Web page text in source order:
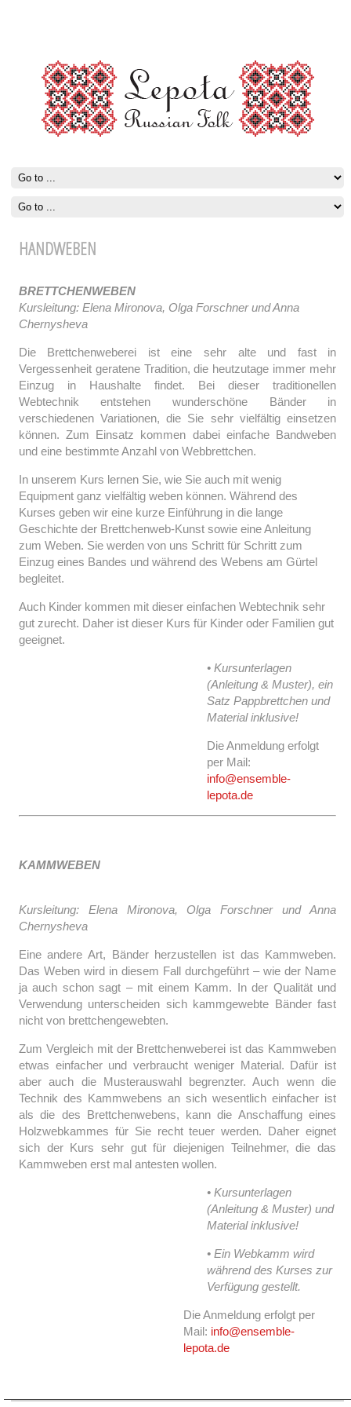
HANDWEBEN
BRETTCHENWEBEN
Kursleitung: Elena Mironova, Olga Forschner und Anna
Chernysheva
Die Brettchenweberei ist eine sehr alte und fast in
Vergessenheit geratene Tradition, die heutzutage immer mehr
Einzug in Haushalte findet. Bei dieser traditionellen
Webtechnik entstehen wunderschöne Bänder in
verschiedenen Variationen, die Sie sehr vielfältig einsetzen
können. Zum Einsatz kommen dabei einfache Bandweben
und eine bestimmte Anzahl von Webbrettchen.
In unserem Kurs lernen Sie, wie Sie auch mit wenig
Equipment ganz vielfältig weben können. Während des
Kurses geben wir eine kurze Einführung in die lange
Geschichte der Brettchenweb-Kunst sowie eine Anleitung
zum Weben. Sie werden von uns Schritt für Schritt zum
Einzug eines Bandes und während des Webens am Gürtel
begleitet.
Auch Kinder kommen mit dieser einfachen Webtechnik sehr
gut zurecht. Daher ist dieser Kurs für Kinder oder Familien gut
geeignet.
• Kursunterlagen
(Anleitung & Muster), ein
Satz Pappbrettchen und
Material inklusive!
Die Anmeldung erfolgt
per Mail:
info@ensemble-
lepota.de
KAMMWEBEN
Kursleitung: Elena Mironova, Olga Forschner und Anna
Chernysheva
Eine andere Art, Bänder herzustellen ist das Kammweben.
Das Weben wird in diesem Fall durchgeführt – wie der Name
ja auch schon sagt – mit einem Kamm. In der Qualität und
Verwendung unterscheiden sich kammgewebte Bänder fast
nicht von brettchengewebten.
Zum Vergleich mit der Brettchenweberei ist das Kammweben
etwas einfacher und verbraucht weniger Material. Dafür ist
aber auch die Musterauswahl begrenzter. Auch wenn die
Technik des Kammwebens an sich wesentlich einfacher ist
als die des Brettchenwebens, kann die Anschaffung eines
Holzwebkammes für Sie recht teuer werden. Daher eignet
sich der Kurs sehr gut für diejenigen Teilnehmer, die das
Kammweben erst mal antesten wollen.
• Kursunterlagen
(Anleitung & Muster) und
Material inklusive!
• Ein Webkamm wird
während des Kurses zur
Verfügung gestellt.
Die Anmeldung erfolgt per
Mail: info@ensemble-
lepota.de